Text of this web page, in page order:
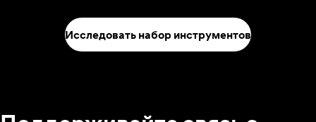
Исследовать набор инструментов